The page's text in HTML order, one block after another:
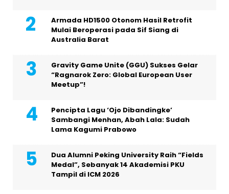
Armada HD1500 Otonom Hasil Retrofit
Mulai Beroperasi pada Sif Siang di
Australia Barat
Gravity Game Unite (GGU) Sukses Gelar
“Ragnarok Zero: Global European User
Meetup”!
Pencipta Lagu ‘Ojo Dibandingke’
Sambangi Menhan, Abah Lala: Sudah
Lama Kagumi Prabowo
Dua Alumni Peking University Raih “Fields
Medal”, Sebanyak 14 Akademisi PKU
Tampil di ICM 2026